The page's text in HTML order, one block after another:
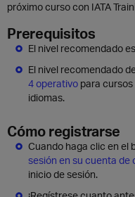
próximo curso con IATA
Prerequisitos
El nivel recomendado
El nivel recomendado
4 operativo para
idiomas.
Cómo registrarse
Cuando haga clic en el
sesión en su cuenta de
inicio de sesión.